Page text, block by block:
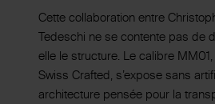
Cette collaboration entre
Tedeschi ne se contente pas de
elle le structure. Le calibre
Swiss Crafted, s’expose sans
architecture pensée pour la